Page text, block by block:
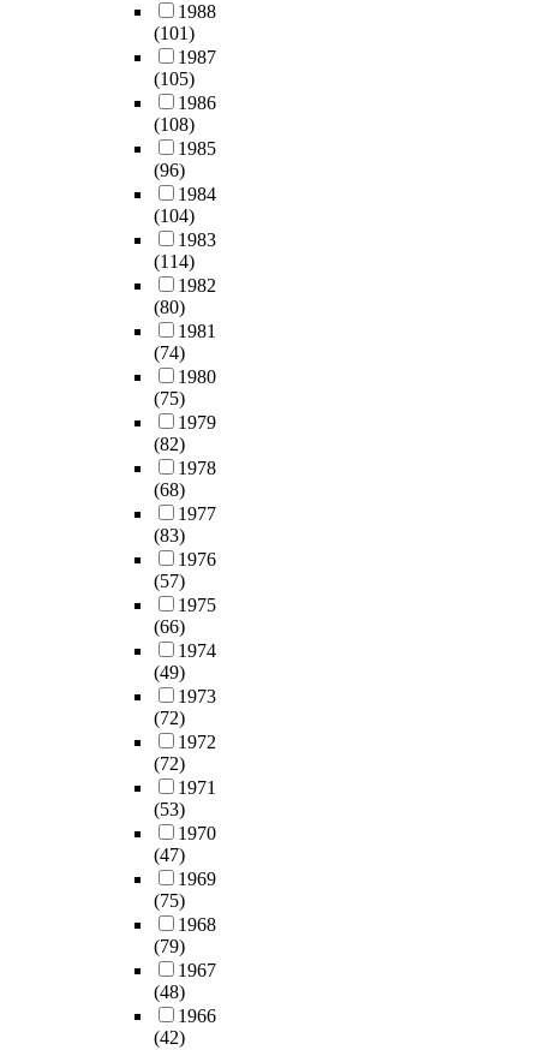
1988
(101)
1987
(105)
1986
(108)
1985
(96)
1984
(104)
1983
(114)
1982
(80)
1981
(74)
1980
(75)
1979
(82)
1978
(68)
1977
(83)
1976
(57)
1975
(66)
1974
(49)
1973
(72)
1972
(72)
1971
(53)
1970
(47)
1969
(75)
1968
(79)
1967
(48)
1966
(42)